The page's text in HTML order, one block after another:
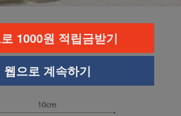
1000원 적립금받기
웹으로 계속하기